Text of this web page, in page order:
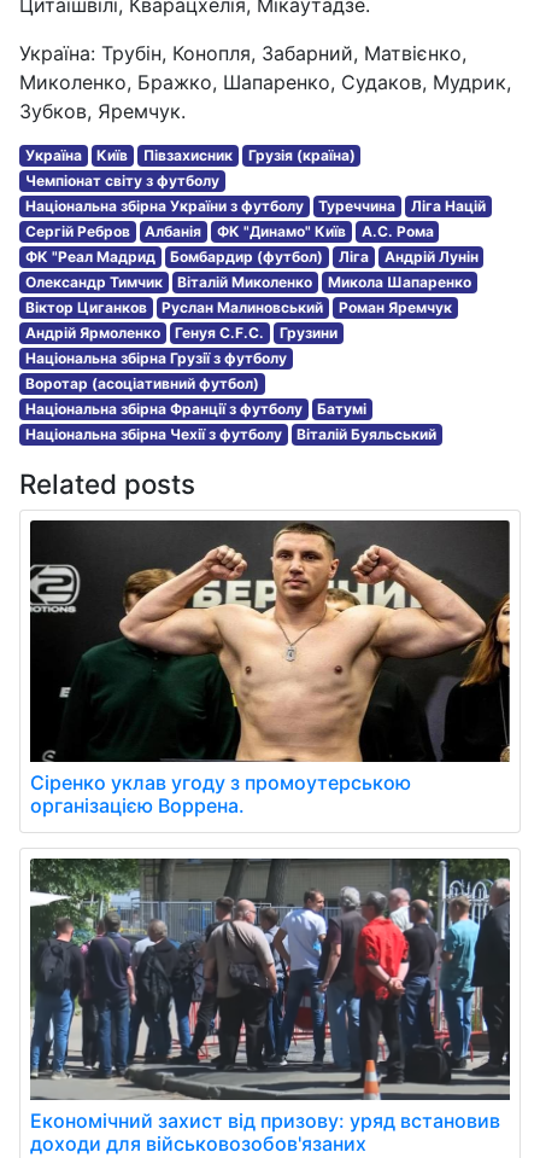
Україна: Трубін, Конопля, Забарний, Матвієнко,
Миколенко, Бражко, Шапаренко, Судаков, Мудрик,
Зубков, Яремчук.
Україна Київ Півзахисник
Грузія (країна)
Чемпіонат світу з футболу
Національна збірна України з футболу
Туреччина
Ліга Націй
Сергій Ребров
Албанія ФК "Динамо" Київ
А.С. Рома
ФК "Реал Мадрид
Бомбардир (футбол) Ліга
Андрій Лунін
Олександр Тимчик
Віталій Миколенко
Микола Шапаренко
Віктор Циганков
Руслан Малиновський
Роман Яремчук
Андрій Ярмоленко
Генуя C.F.C.
Грузини
Національна збірна Грузії з футболу
Воротар (асоціативний футбол)
Національна збірна Франції з футболу
Батумі
Національна збірна Чехії з футболу
Віталій Буяльський
Related posts
Сіренко уклав угоду з промоутерською
організацією Воррена.
Економічний захист від призову: уряд встановив
доходи для військовозобов'язаних